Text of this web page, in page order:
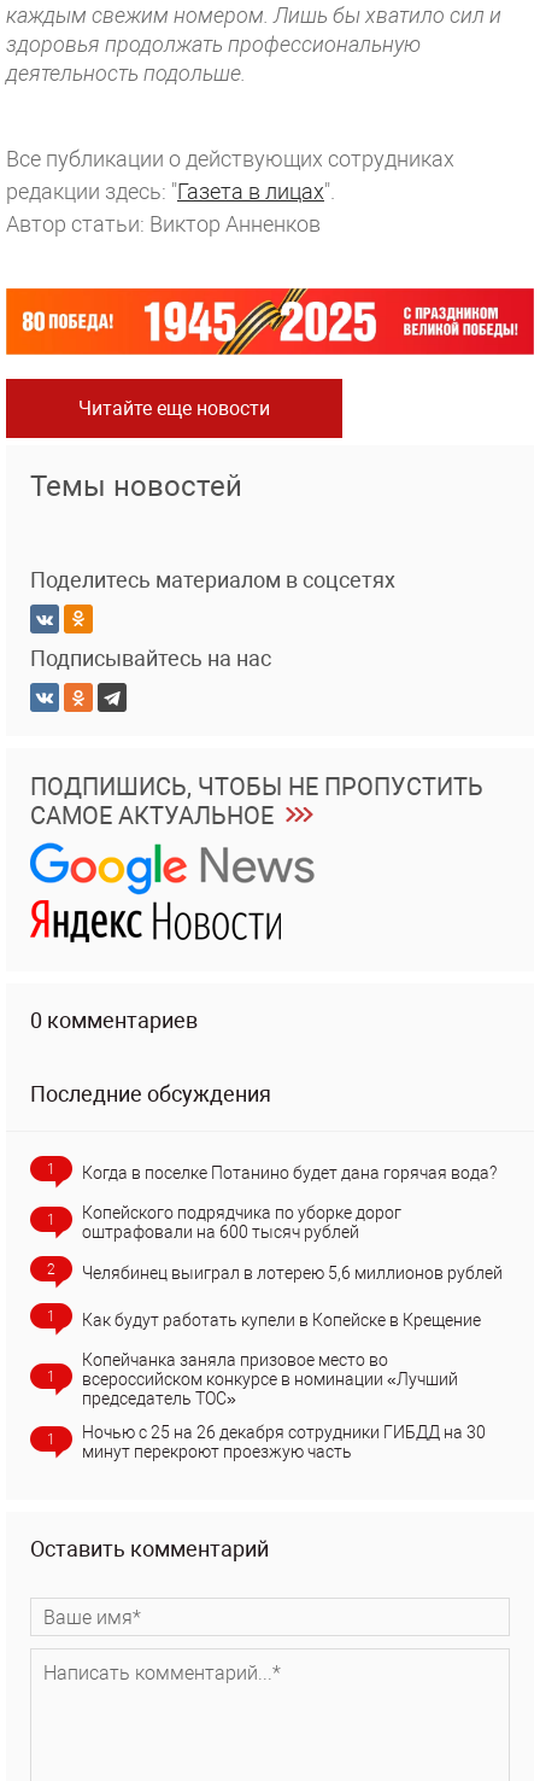
каждым свежим номером. Лишь бы хватило сил и
здоровья продолжать профессиональную
деятельность подольше
Все публикации о действующих сотрудниках
редакции здесь: "Газета в лицах".
Автор статьи: Виктор Анненков
Читайте еще новости
Темы новостей
Поделитесь материалом в соцсетях
Подписывайтесь на нас
ПОДПИШИСЬ, ЧТОБЫ НЕ ПРОПУСТИТЬ
САМОЕ АКТУАЛЬНОЕ
0 комментариев
Последние обсуждения
1 Когда в поселке Потанино будет дана горячая вода?
1
Копейского подрядчика по уборке дорог
оштрафовали на 600 тысяч рублей
2 Челябинец выиграл в лотерею 5,6 миллионов рублей
1 Как будут работать купели в Копейске в Крещение
1
Копейчанка заняла призовое место во
всероссийском конкурсе в номинации «Лучший
председатель ТОС»
1
Ночью с 25 на 26 декабря сотрудники ГИБДД на 30
минут перекроют проезжую часть
Оставить комментарий